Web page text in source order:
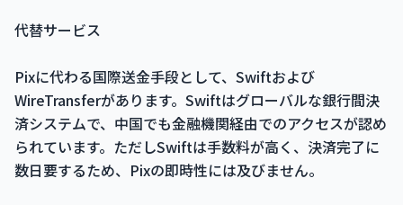
代替サービス
Pixに代わる国際送金手段として、Swiftおよび
WireTransferがあります。Swiftはグローバルな銀行間決
済システムで、中国でも金融機関経由でのアクセスが認め
られています。ただしSwiftは手数料が高く、決済完了に
数日要するため、Pixの即時性には及びません。